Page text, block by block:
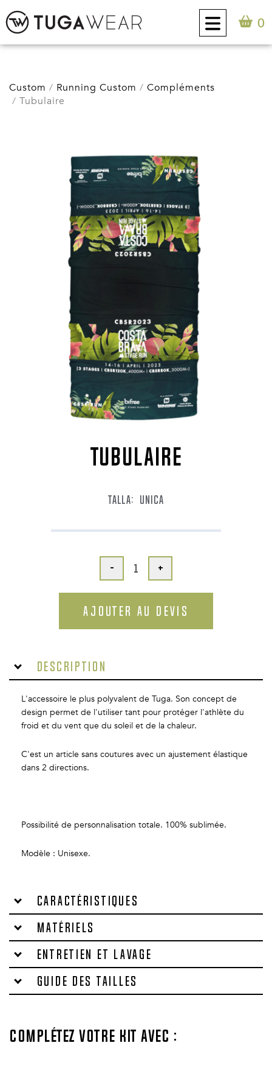
0
COLLECTION
FR 0
Custom Running Custom
Compléments
Tubulaire
TUBULAIRE
TALLA: UNICA
- +
AJOUTER AU DEVIS
Description
L'accessoire le plus polyvalent de Tuga. Son concept de
design permet de l'utiliser tant pour protéger l'athlète du
froid et du vent que du soleil et de la chaleur.
C'est un article sans coutures avec un ajustement élastique
dans 2 directions.
Possibilité de personnalisation totale. 100% sublimée.
Modèle : Unisexe.
Caractéristiques
Matériels
Entretien et lavage
Guide des tailles
Complétez votre kit avec :